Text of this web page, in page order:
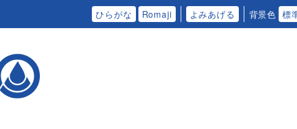
ひらがな Romaji よみあげる 背景色 標